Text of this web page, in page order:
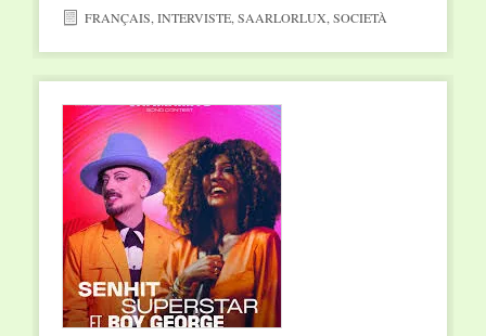
FRANÇAIS INTERVISTE, SAARLORLUX SOCIETÀ